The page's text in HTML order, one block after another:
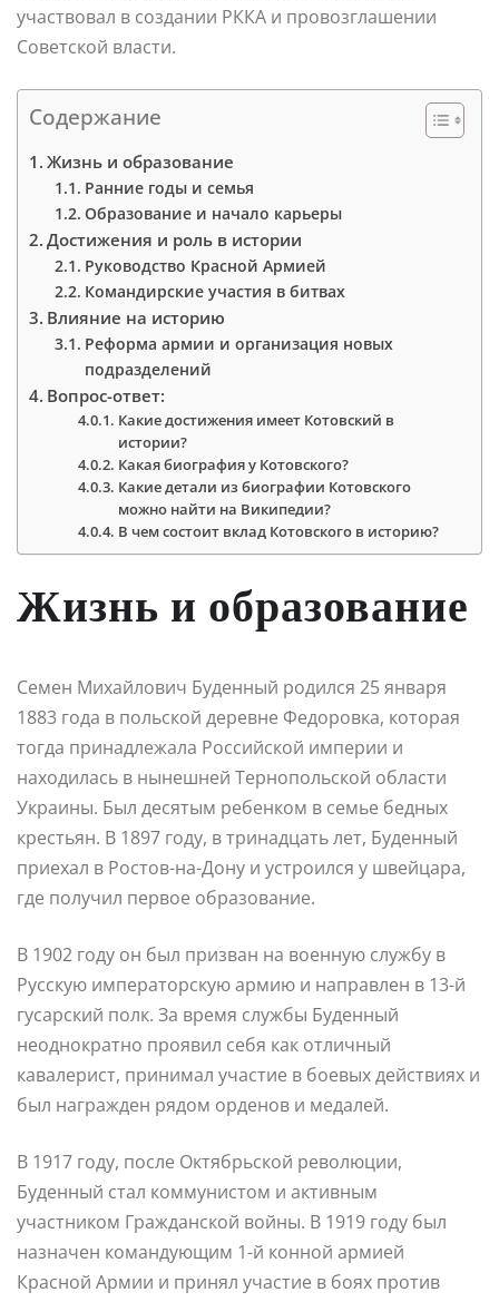
участвовал в создании РККА и провозглашении
Советской власти.
Содержание
Жизнь и образование
Ранние годы и семья
Образование и начало карьеры
Достижения и роль в истории
Руководство Красной Армией
Командирские участия в битвах
Влияние на историю
Реформа армии и организация новых
подразделений
Вопрос-ответ:
Какие достижения имеет Котовский в
истории?
Какая биография у Котовского?
Какие детали из биографии Котовского
можно найти на Википедии?
В чем состоит вклад Котовского в историю?
Жизнь и образование
Семен Михайлович Буденный родился 25 января
1883 года в польской деревне Федоровка, которая
тогда принадлежала Российской империи и
находилась в нынешней Тернопольской области
Украины. Был десятым ребенком в семье бедных
крестьян. В 1897 году, в тринадцать лет, Буденный
приехал в Ростов-на-Дону и устроился у швейцара,
где получил первое образование.
В 1902 году он был призван на военную службу в
Русскую императорскую армию и направлен в 13-й
гусарский полк. За время службы Буденный
неоднократно проявил себя как отличный
кавалерист, принимал участие в боевых действиях и
был награжден рядом орденов и медалей.
В 1917 году, после Октябрьской революции,
Буденный стал коммунистом и активным
участником Гражданской войны. В 1919 году был
назначен командующим 1-й конной армией
Красной Армии и принял участие в боях против